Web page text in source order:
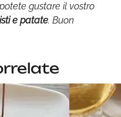
gustare il vostro
e patate. Buon